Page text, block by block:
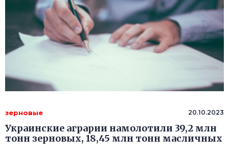
зерновые 20.10.2023
Украинские аграрии намолотили 39,2 млн
тонн зерновых, 18,45 млн тонн масличных